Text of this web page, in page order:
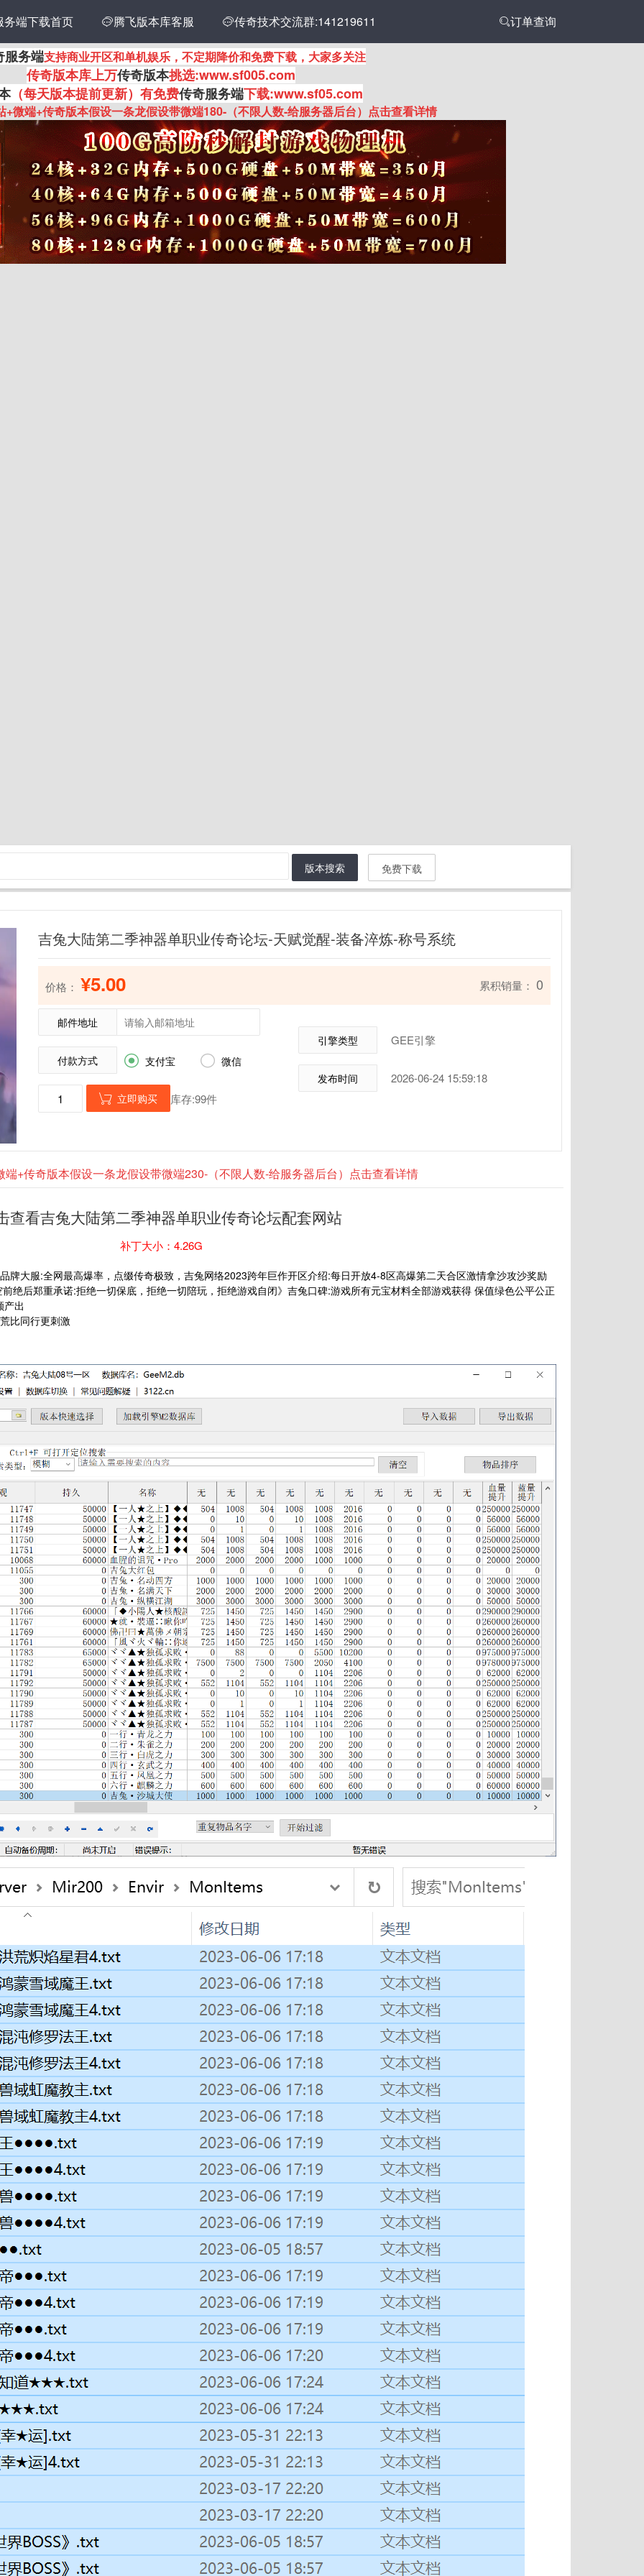
务端下载首页 腾飞版本库客服 传奇技术交流群:141219611 订单查询
服务端支持商业开区和单机娱乐，不定期降价和免费下载，大家多关注
传奇版本库上万传奇版本挑选:www.sf005.com
（每天版本提前更新）有免费传奇服务端下载:www.sf05.com
+微端+传奇版本假设一条龙假设带微端180-（不限人数-给服务器后台）点击查看详情
版本搜索 免费下载
吉兔大陆第二季神器单职业传奇论坛-天赋觉醒-装备淬炼-称号系统
价格： ¥5.00 累积销量： 0
邮件地址
付款方式  支付宝  微信
 立即购买 库存:99件
引擎类型 GEE引擎
发布时间 2026-06-24 15:59:18
+传奇版本假设一条龙假设带微端230-（不限人数-给服务器后台）点击查看详情
查看吉兔大陆第二季神器单职业传奇论坛配套网站
补丁大小：4.26G
牌大服:全网最高爆率，点缀传奇极致，吉兔网络2023跨年巨作开区介绍:每日开放4-8区高爆第二天合区激情拿沙攻沙奖励
绝后郑重承诺:拒绝一切保底，拒绝一切陪玩，拒绝游戏自闭》吉兔口碑:游戏所有元宝材料全部游戏获得 保值绿色公平公正
产出
比同行更刺激